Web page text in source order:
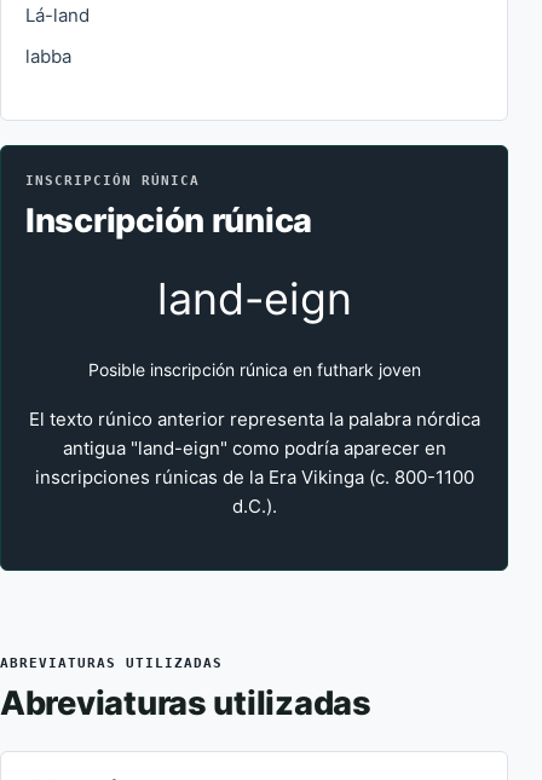
Lá-land
labba
INSCRIPCIÓN RÚNICA
Inscripción rúnica
land-eign
Posible inscripción rúnica en futhark joven
El texto rúnico anterior representa la palabra nórdica
antigua "land-eign" como podría aparecer en
inscripciones rúnicas de la Era Vikinga (c. 800-1100
d.C.).
ABREVIATURAS UTILIZADAS
Abreviaturas utilizadas